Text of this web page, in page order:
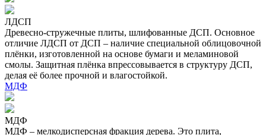
ЛДСП
Древесно-стружечные плиты, шлифованные ДСП. Основное
отличие ЛДСП от ДСП – наличие специальной облицовочной
плёнки, изготовленной на основе бумаги и меламиновой
смолы. Защитная плёнка впрессовывается в структуру ДСП,
делая её более прочной и влагостойкой.
МДФ
МДФ
МДФ – мелкодисперсная фракция дерева. Это плита,